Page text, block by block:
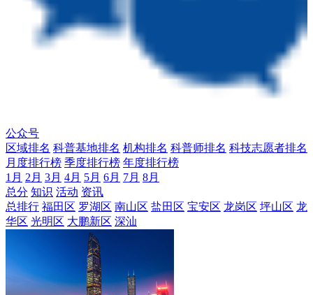
公众号
区域排名 科普基地排名 机构排名 科普师排名 科技志愿者排名
月度排行榜 季度排行榜 年度排行榜
1月 2月 3月 4月 5月 6月 7月 8月
总分 知识 活动 资讯
总排行 福田区 罗湖区 南山区 盐田区 宝安区 龙岗区 坪山区 龙
华区 光明区 大鹏新区 深汕